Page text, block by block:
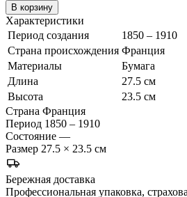
В корзину
Характеристики
Период создания
1850 – 1910
Страна происхождения Франция
Материалы
Бумага
Длина
27.5 см
Высота
23.5 см
Страна Франция
Период 1850 – 1910
Состояние —
Размер 27.5 × 23.5 см
Бережная доставка
Профессиональная упаковка,